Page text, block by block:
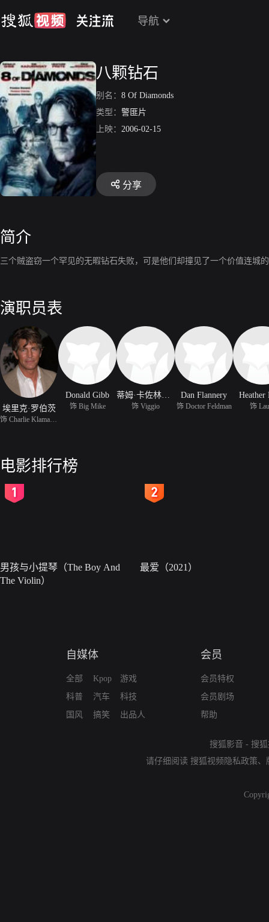
导航
八颗钻石
别名： 8 Of Diamonds
类型： 警匪片
上映： 2006-02-15
分享
简介
三个贼盗窃一个罕见的无暇钻石失败，可是他们却撞见了一个价值连城
演职员表
埃里克·罗伯茨
Donald Gibb
饰 Big Mike
蒂姆·卡佐林斯盖
饰 Viggio
Dan Flannery
饰 Doctor Feldman
Heather
饰
电影排行榜
男孩与小提琴（The Boy And
The Violin）
最爱（2021）
自媒体
全部
科普
国风
Kpop
汽车
搞笑
游戏
科技
出品人
会员
会员特权
会员剧场
帮助
搜狐影音 - 搜
请仔细阅读 搜狐视频隐私政策、